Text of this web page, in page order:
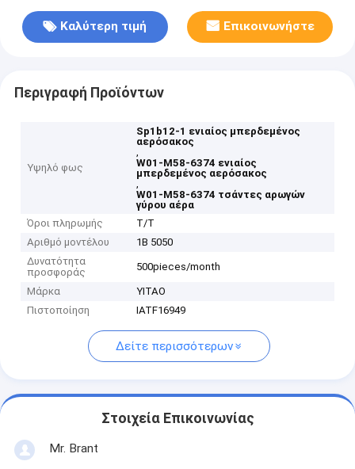
Καλύτερη τιμή Επικοινωνήστε
Περιγραφή Προϊόντων
Υψηλό φως
Sp1b12-1 ενιαίος μπερδεμένος
αερόσακος
,
W01-M58-6374 ενιαίος
μπερδεμένος αερόσακος
,
W01-M58-6374 τσάντες αρωγών
γύρου αέρα
Όροι πληρωμής
T/T
Αριθμό μοντέλου
1B 5050
Δυνατότητα
προσφοράς
500pieces/month
Μάρκα
YITAO
Πιστοποίηση
IATF16949
Δείτε περισσότερων
Στοιχεία Επικοινωνίας
Mr. Brant